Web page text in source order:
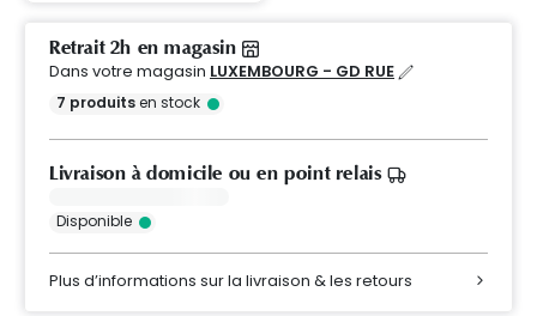
Retrait 2h en magasin
Dans votre magasin LUXEMBOURG - GD RUE
7 produitsen stock
Livraison à domicile ou en point relais
Disponible
Plus d’informations sur la livraison & les retours